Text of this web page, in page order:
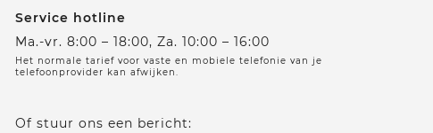
Service hotline
Ma.-vr. 8:00 – 18:00, Za. 10:00 – 16:00
Het normale tarief voor vaste en mobiele telefonie van je
telefoonprovider kan afwijken.
Of stuur ons een bericht: